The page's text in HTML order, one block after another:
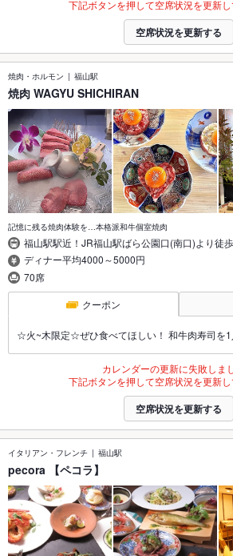
下記ボタンを押して空席状況を更新し
空席状況を更新する
焼肉・ホルモン 福山駅
焼肉 WAGYU SHICHIRAN
記憶に残る焼肉体験を…本格派和牛個室焼肉
福山駅駅近！JR福山駅ばら公園口(南口)より徒
ディナー平均4000～5000円
70席
クーポン
☆火~木限定☆ぜひ食べてほしい！ 和牛肉寿司を
カレンダーの更新に失敗しまし
下記ボタンを押して空席状況を更新し
空席状況を更新する
イタリアン・フレンチ 福山駅
pecora 【ペコラ】